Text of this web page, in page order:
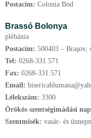
Postacím: Colonia Bod
Brassó Bolonya
plébánia
Postacím: 500403 –
Tel: 0268-331.571
Fax: 0268-331.571
Email:
Lélekszám: 3300
Örökös szentségimádási
Szentmisék: vasár- és